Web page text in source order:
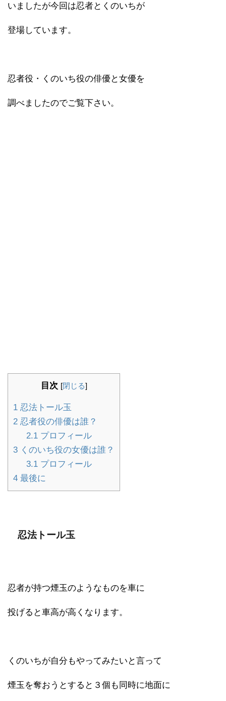
いましたが今回は忍者とくのいちが
登場しています。
忍者役・くのいち役の俳優と女優を
調べましたのでご覧下さい。
目次 [閉じる]
1 忍法トール玉
2 忍者役の俳優は誰？
2.1プロフィール
3 くのいち役の女優は誰？
3.1プロフィール
4 最後に
忍法トール玉
忍者が持つ煙玉のようなものを車に
投げると車高が高くなります。
くのいちが自分もやってみたいと言って
煙玉を奪おうとすると３個も同時に地面に